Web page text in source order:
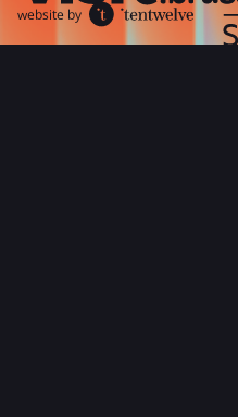
website by